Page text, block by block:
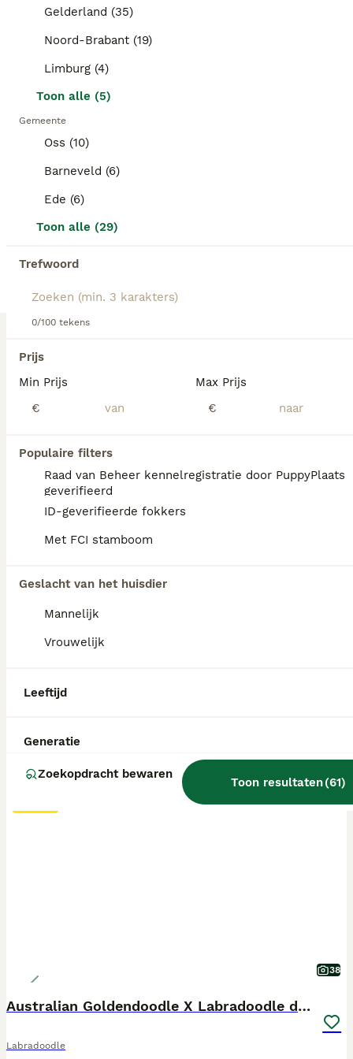
Gelderland (35)
Noord-Brabant (19)
Limburg (4)
Toon alle (5)
Gemeente
Oss (10)
Barneveld (6)
Ede (6)
Toon alle (29)
Trefwoord
0/100 tekens
Prijs
Min Prijs
€
Max Prijs
€
Populaire filters
Raad van Beheer kennelregistratie door PuppyPlaats
geverifieerd
ID-geverifieerde fokkers
Met FCI stamboom
Geslacht van het huisdier
Mannelijk
Vrouwelijk
Leeftijd
Generatie
Zoekopdracht bewaren
Toon resultaten(61)
(43.6km)
Leeftijd Prijs
Id Geverifieerd
(47.2km)
38
Australian Goldendoodle X Labradoodle double
Labradoodle